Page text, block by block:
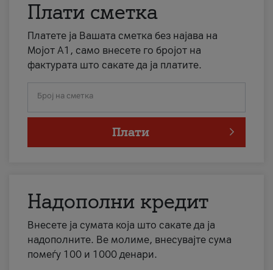
Плати сметка
Платете ја Вашата сметка без најава на
Мојот А1, само внесете го бројот на
фактурата што сакате да ја платите.
Број на сметка
Плати
Надополни кредит
Внесете ја сумата која што сакате да ја
надополните. Ве молиме, внесувајте сума
помеѓу 100 и 1000 денари.